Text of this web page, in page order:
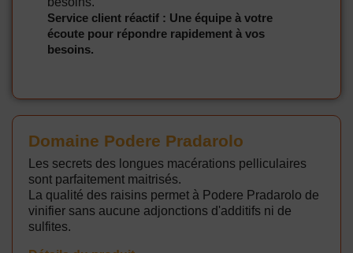
Service client réactif : Une équipe à votre
écoute pour répondre rapidement à vos
besoins.
Domaine Podere Pradarolo
Les secrets des longues macérations pelliculaires
sont parfaitement maitrisés.
La qualité des raisins permet à Podere Pradarolo de
vinifier sans aucune adjonctions d'additifs ni de
sulfites.